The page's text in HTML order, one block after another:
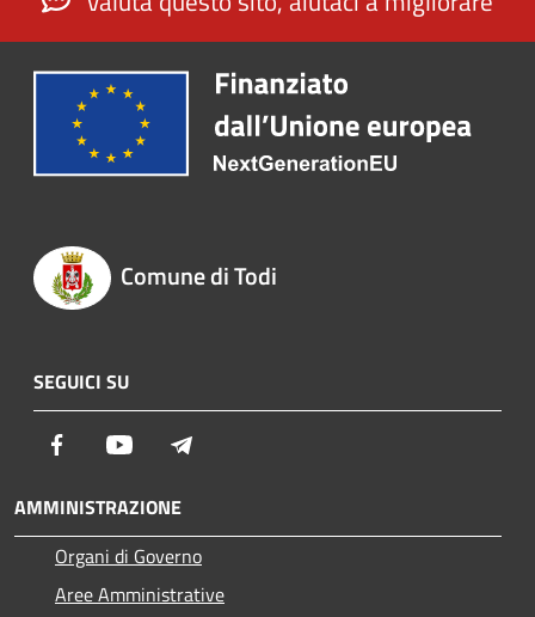
Comune di Todi
SEGUICI SU
Facebook Youtube
AMMINISTRAZIONE
Organi di Governo
Aree Amministrative